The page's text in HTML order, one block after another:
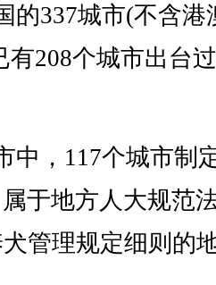
的337城市(不含港
有208个城市出台
，117个城市制
于地方人大规范
管理规定细则的